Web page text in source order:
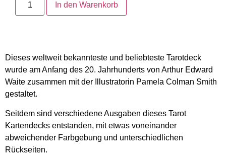
In den Warenkorb
Dieses weltweit bekannteste und beliebteste Tarotdeck
wurde am Anfang des 20. Jahrhunderts von Arthur Edward
Waite zusammen mit der Illustratorin Pamela Colman Smith
gestaltet.
Seitdem sind verschiedene Ausgaben dieses Tarot
Kartendecks entstanden, mit etwas voneinander
abweichender Farbgebung und unterschiedlichen
Rückseiten.